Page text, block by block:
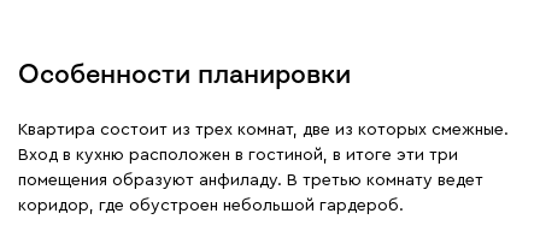
Особенности планировки
Квартира состоит из трех комнат, две из которых смежные.
Вход в кухню расположен в гостиной, в итоге эти три
помещения образуют анфиладу. В третью комнату ведет
коридор, где обустроен небольшой гардероб.